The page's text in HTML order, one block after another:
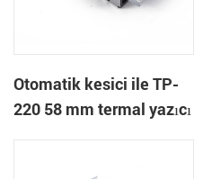
Otomatik kesici ile TP-
220 58 mm termal yazıcı